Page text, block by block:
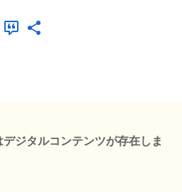
デジタルコンテンツが存在しま